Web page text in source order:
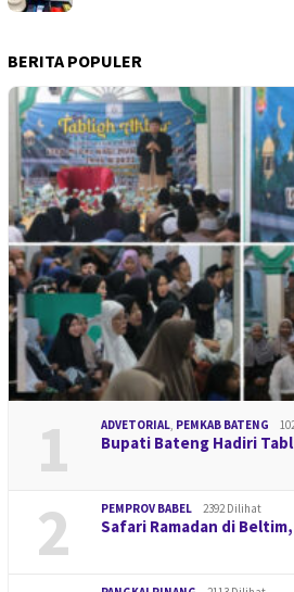
BERITA POPULER
1 ADVETORIAL, PEMKAB BATENG
Bupati Bateng Hadiri
2 PEMPROV BABEL 2392 Dilihat
Safari Ramadan di